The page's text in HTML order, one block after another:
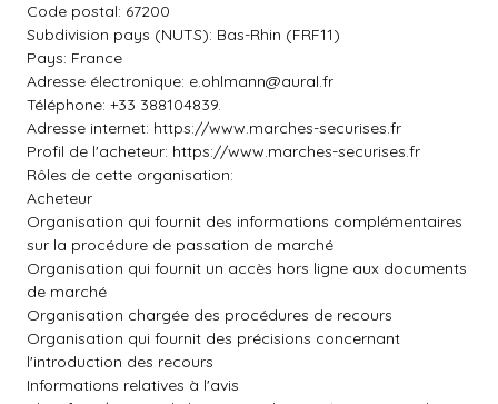
Code postal: 67200
Subdivision pays (NUTS): Bas-Rhin (FRF11)
Pays: France
Adresse électronique: e.ohlmann@aural.fr
Téléphone: +33 388104839.
Adresse internet: https://www.marches-securises.fr
Profil de l'acheteur: https://www.marches-securises.fr
Rôles de cette organisation:
Acheteur
Organisation qui fournit des informations complémentaires
sur la procédure de passation de marché
Organisation qui fournit un accès hors ligne aux documents
de marché
Organisation chargée des procédures de recours
Organisation qui fournit des précisions concernant
l'introduction des recours
Informations relatives à l'avis